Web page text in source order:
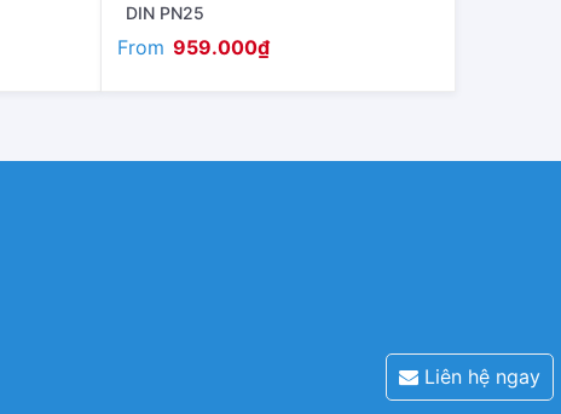
DIN PN25
From 959.000₫
Liên hệ ngay